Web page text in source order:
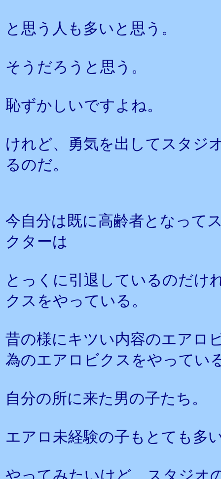
と思う人も多いと思う。
そうだろうと思う。
恥ずかしいですよね。
けれど、勇気を出してスタジ
るのだ。
今自分は既に高齢者となって
クターは
とっくに引退しているのだけ
クスをやっている。
昔の様にキツい内容のエアロ
為のエアロビクスをやってい
自分の所に来た男の子たち。
エアロ未経験の子もとても多
やってみたいけど、スタジオ